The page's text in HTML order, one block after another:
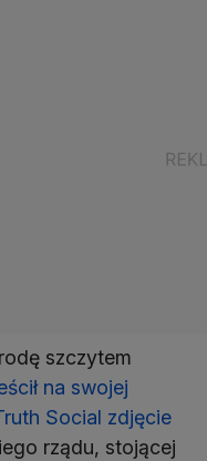
szczytem
na swojej
Social zdjęcie
rządu, stojącej